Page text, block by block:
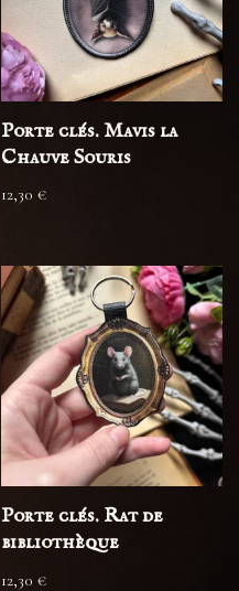
Porte clés. Mavis la
Chauve Souris
12,30€
Porte clés. Rat de
bibliothèque
12,30€